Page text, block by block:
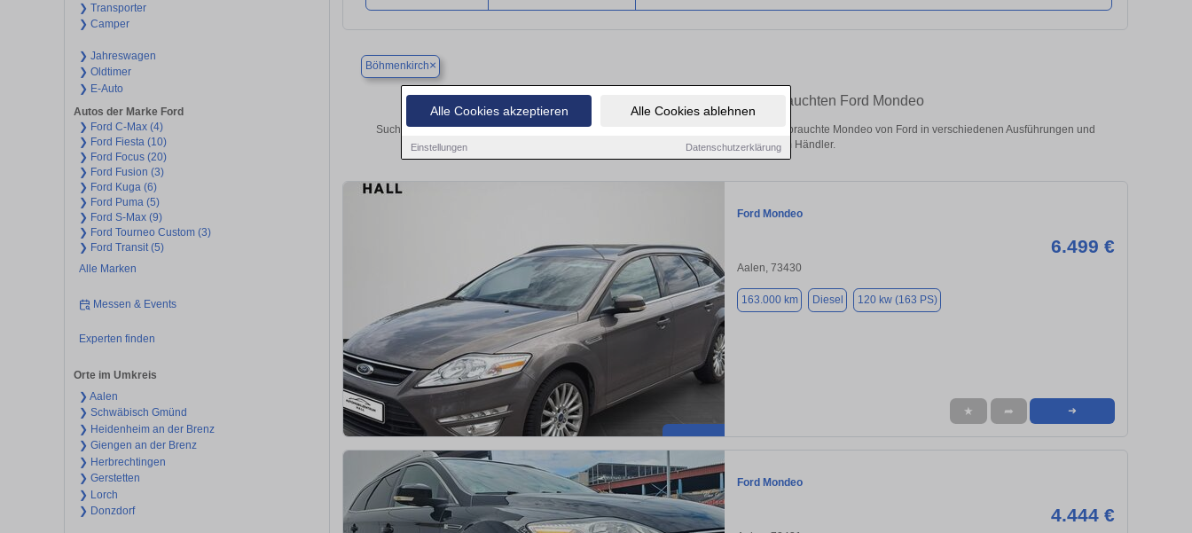
Alle Cookies akzeptieren Alle Cookies ablehnen
Einstellungen Datenschutzerklärung
❯ Transporter
❯ Camper
❯ Jahreswagen
❯ Oldtimer
❯ E-Auto
Autos der Marke Ford
❯ Ford C-Max (4)
❯ Ford Fiesta (10)
❯ Ford Focus (20)
❯ Ford Fusion (3)
❯ Ford Kuga (6)
❯ Ford Puma (5)
❯ Ford S-Max (9)
❯ Ford Tourneo Custom (3)
❯ Ford Transit (5)
Alle Marken
Messen & Events
Experten finden
Orte im Umkreis
❯ Aalen
❯ Schwäbisch Gmünd
❯ Heidenheim an der Brenz
❯ Giengen an der Brenz
❯ Herbrechtingen
❯ Gerstetten
❯ Lorch
❯ Donzdorf
Böhmenkirch×
Finden Sie in Böhmenkirch Ihren gebrauchten Ford Mondeo
Suchen Sie in Böhmenkirch einen Ford Mondeo Gebrauchtwagen? Entdecken Sie gebrauchte Mondeo von Ford in verschiedenen Ausführungen und
Preisklassen von privat und vom Händler.
Ford Mondeo
6.499 €
Aalen, 73430
163.000 km Diesel 120 kw (163 PS)
★ ➦ ➜
Ford Mondeo
4.444 €